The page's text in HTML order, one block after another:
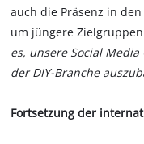
auch die Präsenz in
um jüngere
es, unsere Social
der DIY-Branche
Fortsetzung der